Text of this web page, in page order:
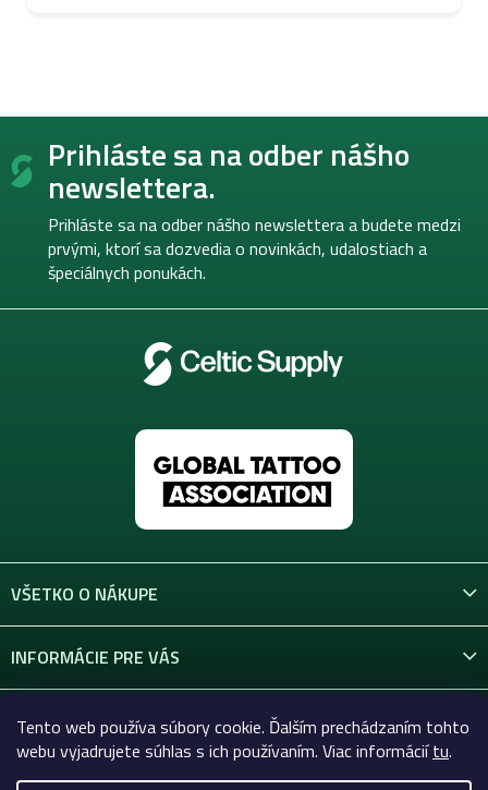
Tento web používa súbory cookie. Ďalším prechádzaním tohto
webu vyjadrujete súhlas s ich používaním. Viac informáciítu.
Z
Prihláste sa na odber nášho
newslettera.
Prihláste sa na odber nášho newslettera a budete medzi
prvými, ktorí sa dozvedia o novinkách, udalostiach a
špeciálnych ponukách.
VŠETKO O NÁKUPE
INFORMÁCIE PRE VÁS
KONTAKT